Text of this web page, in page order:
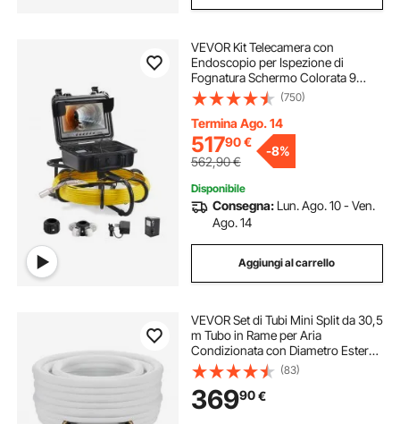
VEVOR Kit Telecamera con
Endoscopio per Ispezione di
Fognatura Schermo Colorata 9
Pollici Cavo Impermeabile 50m,
Telecamera Ispezione Portatile
Batteria 4500 mAh per Tubi
Angolazione Visiva 130°
(750)
Termina Ago. 14
51790€
562,90€
-8%
Disponibile
Consegna: Lun. Ago. 10 - Ven.
Ago. 14
Aggiungi al carrello
VEVOR Set di Tubi Mini Split da 30,5
m Tubo in Rame per Aria
Condizionata con Diametro Esterno
di 6,4 e 12,7 mm, Nastri di
Fissaggio, per Condizionatori Aria
HVAC o Sistemi a Pompa di Calore
(83)
36990€